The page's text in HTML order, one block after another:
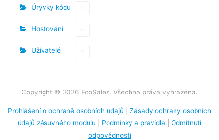
Úryvky kódu
Hostování
Uživatelé
Copyright © 2026 FooSales. Všechna práva vyhrazena.
Prohlášení o ochraně osobních údajů
Zásady ochrany osobních
údajů zásuvného modulu
Podmínky a pravidla
Odmítnutí
odpovědnosti